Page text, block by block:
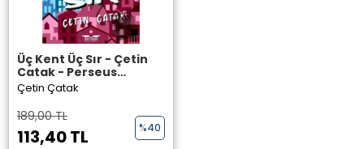
Üç Kent Üç Sır - Çetin
Çatak - Perseus
Yayınevi -
Çetin Çatak
189,00 TL
113,40 TL %40